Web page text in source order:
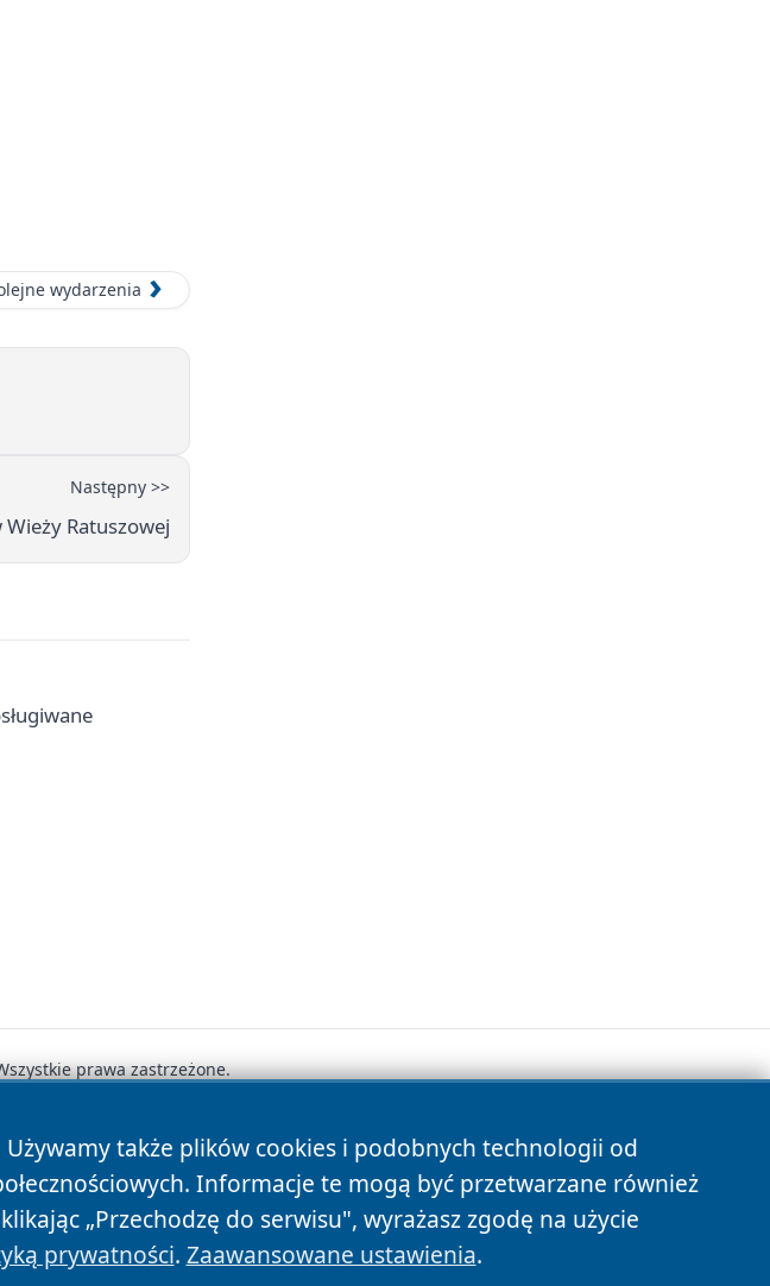
wydarzenia
Następny >>
Ratuszowej
Używamy także plików cookies i podobnych technologii od
Informacje te mogą być przetwarzane również
„Przechodzę do serwisu", wyrażasz zgodę na użycie
prywatności. Zaawansowane ustawienia.
prawa zastrzeżone.
Polityka Cookies